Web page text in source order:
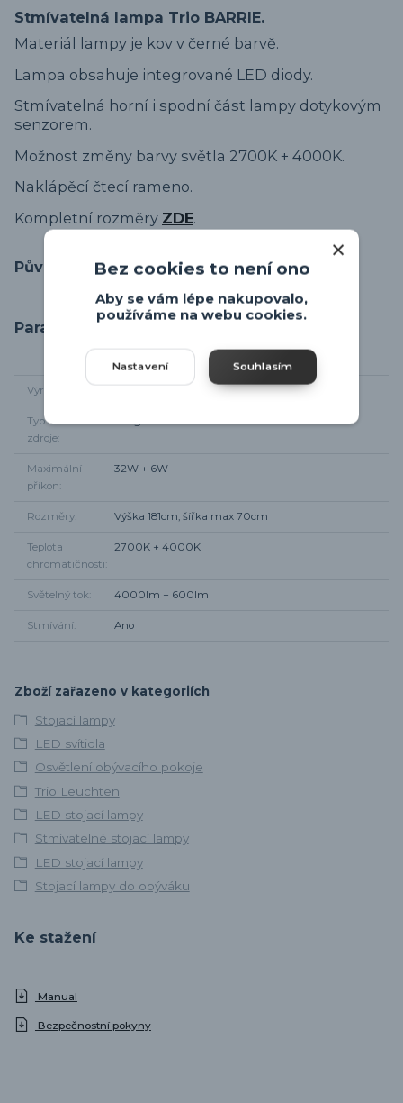
Stmívatelná lampa Trio BARRIE.
Materiál lampy je kov v černé barvě.
Lampa obsahuje integrované LED diody.
Stmívatelná horní i spodní část lampy dotykovým
senzorem.
Možnost změny barvy světla 2700K + 4000K.
Naklápěcí čtecí rameno.
Kompletní rozměry ZDE.
Původ zboží
Parametry
Výrobce
Typ světelného
zdroje
integrované LED
Maximální
příkon
32W + 6W
Rozměry Výška 181cm, šířka max 70cm
Teplota
chromatičnosti
2700K + 4000K
Světelný tok 4000lm + 600lm
Stmívání Ano
Zboží zařazeno v kategoriích
Stojací lampy
LED svítidla
Osvětlení obývacího pokoje
Trio Leuchten
LED stojací lampy
Stmívatelné stojací lampy
LED stojací lampy
Stojací lampy do obýváku
Ke stažení
Manual
Bezpečnostní pokyny
Bez cookies to není ono
Aby se vám lépe nakupovalo,
používáme na webu cookies.
Nastavení Souhlasím